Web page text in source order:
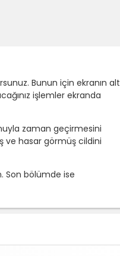
Bunun için ekranın alt
işlemler ekranda
zaman geçirmesini
ve hasar görmüş cildini
Son bölümde ise